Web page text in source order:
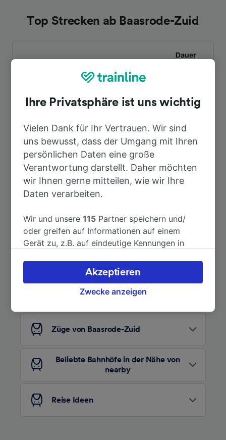
Top Strecken ab Baasrode-Zuid
Dauer
Nach Aalst 45min
Nach Brüssel 47min
Auf der Suche nach weiteren
Ideen?
Züge von Baasrode-Zuid
Beliebte Bahnhöfe in der Nähe von
nearby
Reise Ideen
Ihre Privatsphäre ist uns wichtig
Vielen Dank für Ihr Vertrauen. Wir sind
uns bewusst, dass der Umgang mit Ihren
persönlichen Daten eine große
Verantwortung darstellt. Daher möchten
wir Ihnen gerne mitteilen, wie wir Ihre
Daten verarbeiten.
Wir und unsere115 Partner speichern und/
oder greifen auf Informationen auf einem
Gerät zu, z.B. auf eindeutige Kennungen in
verarbeiten. Sie können Ihre Präferenzen
akzeptieren oder verwalten, einschließlich
Ihres Widerspruchsrechts bei berechtigtem
besuchen Sie jederzeit die Seite der
Datenschutzrichtlinie. Diese Präferenzen
haben keinen Einfluss auf Surfdaten. Ihre
Daten werden nicht für Tracking-Zwecke
verwendet, wenn Sie uns gebeten haben, Ihr
Wir und unsere Partner verarbeiten Daten, um
Zwecke anzeigen
Akzeptieren